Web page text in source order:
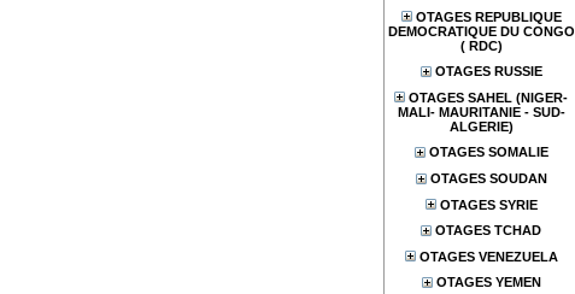
OTAGES REPUBLIQUE
DEMOCRATIQUE DU CONGO
( RDC)
OTAGES RUSSIE
OTAGES SAHEL (NIGER-
MALI- MAURITANIE - SUD-
ALGERIE)
OTAGES SOMALIE
OTAGES SOUDAN
OTAGES SYRIE
OTAGES TCHAD
OTAGES VENEZUELA
OTAGES YEMEN